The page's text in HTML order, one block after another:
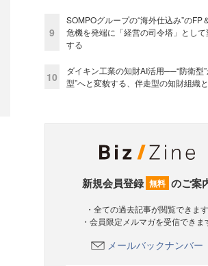
9
SOMPOグループの“海外仕込み”の
危機を発端に「経営の司令塔」とし
する
10
ダイキン工業の知財AI活用──“防衛型
型”へと変貌する、伴走型の知財組織
新規会員登録 無料 のご案
・全ての過去記事が閲覧できます
・会員限定メルマガを受信できま
メールバックナンバー